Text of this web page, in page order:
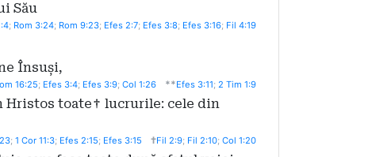
Său
; Rom 3:24; Rom 9:23; Efes 2:7; Efes 3:8; Efes 3:16; Fil 4:19
Însuși,
16:25; Efes 3:4; Efes 3:9; Col 1:26 **Efes 3:11; 2 Tim 1:9
Hristos toate† lucrurile: cele din
; 1 Cor 11:3; Efes 2:15; Efes 3:15 †Fil 2:9; Fil 2:10; Col 1:20